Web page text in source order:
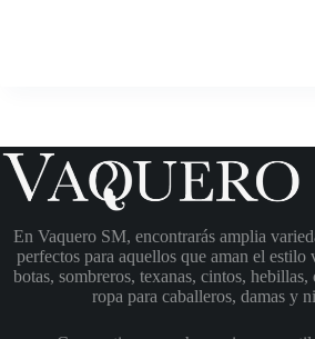
En Vaquero SM, encontrarás amplia
perfectos para aquellos que aman el estilo
botas, sombreros, texanas, cintos, hebillas,
ropa para caballeros, damas y